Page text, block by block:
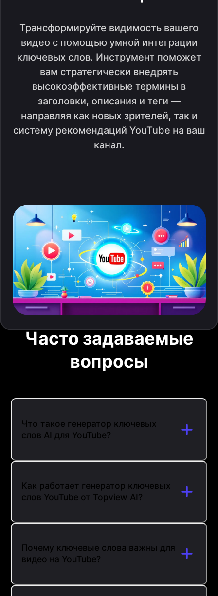
Трансформируйте видимость вашего
видео с помощью умной интеграции
ключевых слов. Инструмент поможет
вам стратегически внедрять
высокоэффективные термины в
заголовки, описания и теги —
направляя как новых зрителей, так и
систему рекомендаций YouTube на ваш
канал.
Часто задаваемые
вопросы
Что такое генератор ключевых
слов AI для YouTube?
Как работает генератор ключевых
слов YouTube от Topview AI?
Почему ключевые слова важны для
видео на YouTube?